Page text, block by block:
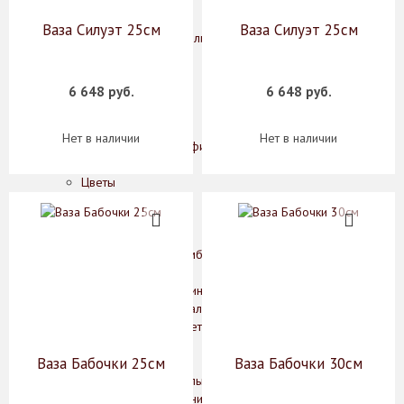
Декоративные изделия, фигурки животных
Колонны
Рамки для фотографий
Цветы
Шкатулки
Комоды, шкафы, тумбы
Кофейные столики, интерьерные подставки
Обеденные и журнальные столы
Стулья, кресла, банкетки
Бра
Классические светильники
Подвесные светильники
Ваза Силуэт 25см
6 648 руб.
Нет в наличии
Ваза Силуэт 25см
6 648 руб.
Нет в наличии
Ваза Бабочки 25см Ваза Бабочки 30см